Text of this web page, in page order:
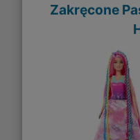
Zakręcone